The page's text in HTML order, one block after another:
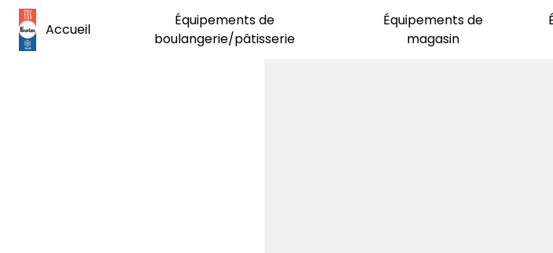
Accueil
Équipements de
boulangerie/pâtisserie
Équipements de
magasin
Panneau de gestion des cookies